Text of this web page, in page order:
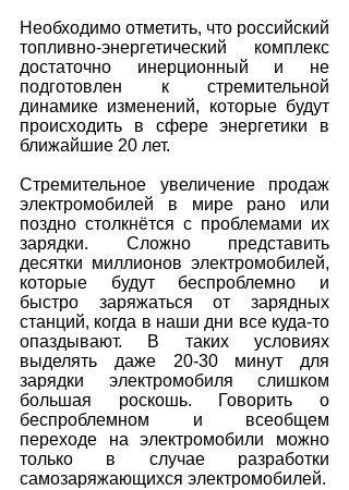
Необходимо отметить, что российский
топливно-энергетический комплекс
достаточно инерционный и не
подготовлен к стремительной
динамике изменений, которые будут
происходить в сфере энергетики в
ближайшие 20 лет.
Стремительное увеличение продаж
электромобилей в мире рано или
поздно столкнётся с проблемами их
зарядки. Сложно представить
десятки миллионов электромобилей,
которые будут беспроблемно и
быстро заряжаться от зарядных
станций, когда в наши дни все куда-то
опаздывают. В таких условиях
выделять даже 20-30 минут для
зарядки электромобиля слишком
большая роскошь. Говорить о
беспроблемном и всеобщем
переходе на электромобили можно
только в случае разработки
самозаряжающихся электромобилей.